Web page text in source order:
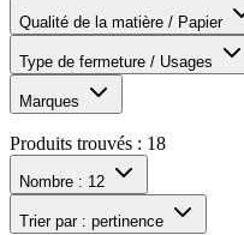
Qualité de la matière / Papier
Type de fermeture / Usages
Marques
Produits trouvés : 18
Nombre : 12
Trier par : pertinence